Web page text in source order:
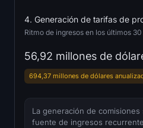
4. Generación de tarifas de
Ritmo de ingresos en los últimos
56,92 millones de
694,37 millones de dólares
La generación de
fuente de ingresos